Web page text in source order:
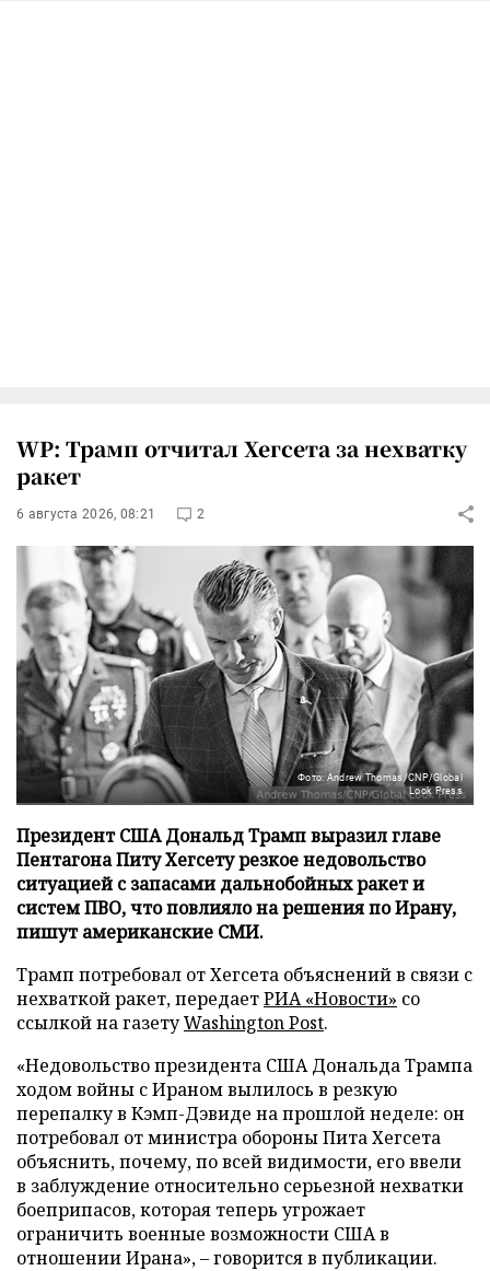
WP: Трамп отчитал Хегсета за нехватку
ракет
6 августа 2026, 08:21 2
Фото: Andrew Thomas/CNP/Global
Look Press
Президент США Дональд Трамп выразил главе
Пентагона Питу Хегсету резкое недовольство
ситуацией с запасами дальнобойных ракет и
систем ПВО, что повлияло на решения по Ирану,
пишут американские СМИ.
Трамп потребовал от Хегсета объяснений в связи с
нехваткой ракет, передаетРИА «Новости» со
ссылкой на газетуWashington Post.
«Недовольство президента США Дональда Трампа
ходом войны с Ираном вылилось в резкую
перепалку в Кэмп-Дэвиде на прошлой неделе: он
потребовал от министра обороны Пита Хегсета
объяснить, почему, по всей видимости, его ввели
в заблуждение относительно серьезной нехватки
боеприпасов, которая теперь угрожает
ограничить военные возможности США в
отношении Ирана», – говорится в публикации.